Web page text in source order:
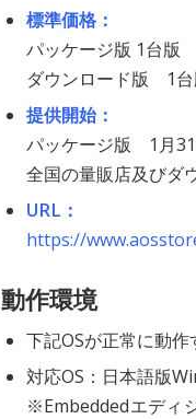
標準価格：
パッケージ版 1台版
ダウンロード版 1台
提供開始：
パッケージ版 1月31
全国の量販店及びダ
URL：
https://
動作環境
下記OSが正常に動
対応OS：日本語版
※Embeddedエディ